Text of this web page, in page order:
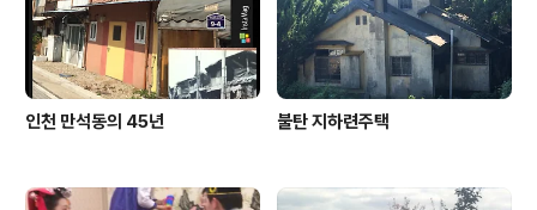
인천 만석동의 45년 불탄 지하련주택